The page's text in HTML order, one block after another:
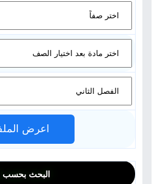
ملفات
ابحث عن
اعرض
البحث بحسب